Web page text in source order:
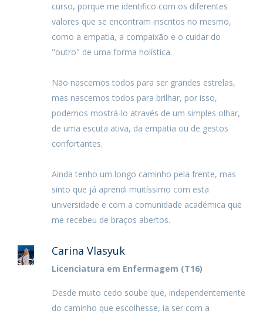
curso, porque me identifico com os diferentes
valores que se encontram inscritos no mesmo,
como a empatia, a compaixão e o cuidar do
"outro" de uma forma holística.
Não nascemos todos para ser grandes estrelas,
mas nascemos todos para brilhar, por isso,
podemos mostrá-lo através de um simples olhar,
de uma escuta ativa, da empatia ou de gestos
confortantes.
Ainda tenho um longo caminho pela frente, mas
sinto que já aprendi muitíssimo com esta
universidade e com a comunidade académica que
me recebeu de braços abertos.
Carina Vlasyuk
Licenciatura em Enfermagem (T16)
Desde muito cedo soube que, independentemente
do caminho que escolhesse, ia ser com a